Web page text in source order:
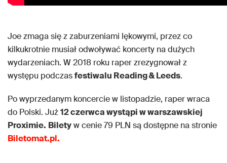
Joe zmaga się z zaburzeniami lękowymi, przez co
kilkukrotnie musiał odwoływać koncerty na dużych
wydarzeniach. W 2018 roku raper zrezygnował z
występu podczasfestiwalu Reading & Leeds.
Po wyprzedanym koncercie w listopadzie, raper wraca
do Polski. Już12 czerwca wystąpi w warszawskiej
Proximie. Biletyw cenie 79 PLN są dostępne na stronie
Biletomat.pl.